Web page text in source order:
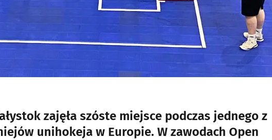
zajęła szóste miejsce podczas jednego z
unihokeja w Europie. W zawodach Open